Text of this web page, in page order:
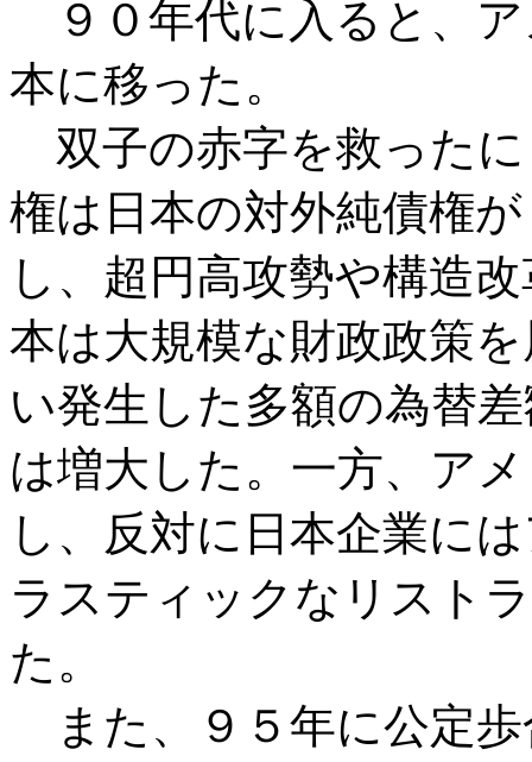
９０年代に入ると、
本に移った。
双子の赤字を救った
権は日本の対外純債権
し、超円高攻勢や構造
本は大規模な財政政策
い発生した多額の為替
は増大した。一方、ア
し、反対に日本企業に
ラスティックなリスト
た。
また、９５年に公定